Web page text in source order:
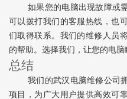
如果您的电脑出现故障或
可以拨打我们的客服热线，也
们取得联系。我们的维修人员
的帮助。选择我们，让您的电脑
总结
我们的武汉电脑维修公司
项目，为广大用户提供高效可